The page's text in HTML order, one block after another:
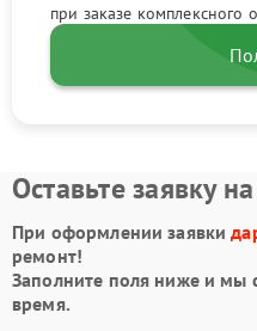
при заказе комплексного
Оставьте заявку
При оформлении заявки
ремонт!
Заполните поля ниже и мы
время.